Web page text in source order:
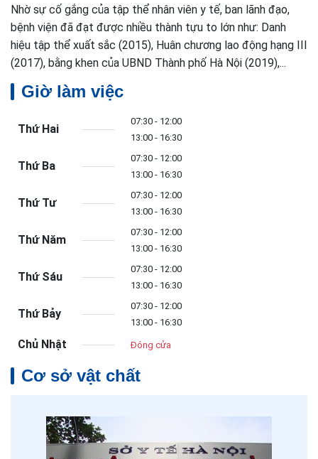
Nhờ sự cố gắng của tập thể nhân viên y tế, ban lãnh đạo,
bệnh viện đã đạt được nhiều thành tựu to lớn như: Danh
hiệu tập thể xuất sắc (2015), Huân chương lao động hạng III
(2017), bằng khen của UBND Thành phố Hà Nội (2019),...
Giờ làm việc
Thứ Hai
07:30 - 12:00
13:00 - 16:30
Thứ Ba
07:30 - 12:00
13:00 - 16:30
Thứ Tư
07:30 - 12:00
13:00 - 16:30
Thứ Năm
07:30 - 12:00
13:00 - 16:30
Thứ Sáu
07:30 - 12:00
13:00 - 16:30
Thứ Bảy
07:30 - 12:00
13:00 - 16:30
Chủ Nhật Đóng cửa
Cơ sở vật chất